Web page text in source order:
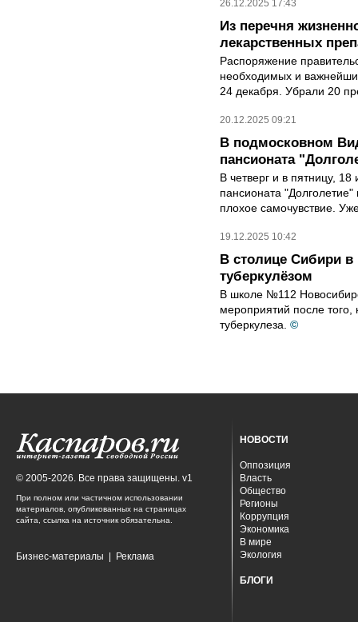
26.12.2025 17:43
Из перечня
лекарственных
Распоряжение
необходимых и
24 декабря. Убрали 20
20.12.2025 09:21
В подмосковном
пансионата
В четверг и в пятницу,
пансионата
плохое самочувствие.
19.12.2025 10:42
В столице Сибири в
туберкулёзом
В школе №112
мероприятий после того,
туберкулеза. ©
© 2005-2026. Все права защищены. v1
При полном или частичном использовании
материалов, опубликованных на страницах
сайта, ссылка на источник обязательна.
Бизнес-материалы Реклама
НОВОСТИ
Оппозиция
Власть
Общество
Регионы
Коррупция
Экономика
В мире
Экология
БЛОГИ